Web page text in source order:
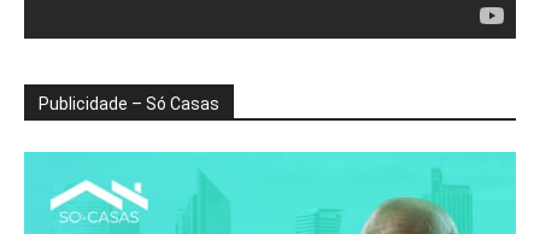
Publicidade – Só Casas